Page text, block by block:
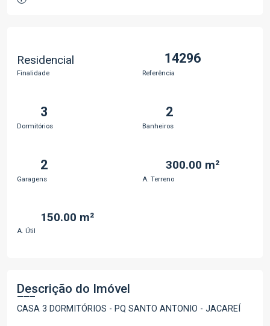
Residencial
Finalidade
14296
Referência
3
Dormitórios
2
Banheiros
2
Garagens
300.00 m²
A. Terreno
150.00 m²
A. Útil
Descrição do Imóvel
CASA 3 DORMITÓRIOS - PQ SANTO ANTONIO - JACAREÍ